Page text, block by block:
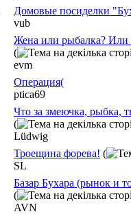
Домовые посиделки
vub
Жена или рыбалка? Или
(
evm
Операция(
ptica69
Что за змеючка, рыбка,
(
Lüdwig
Троещина форева! (
SL
Базар Бухара (рынок и
(
AVN